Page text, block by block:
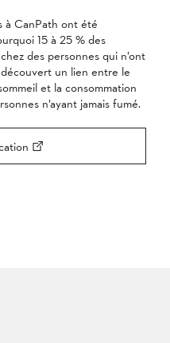
à CanPath ont été
15 à 25 % des
des personnes qui n’ont
un lien entre le
et la consommation
n’ayant jamais fumé.